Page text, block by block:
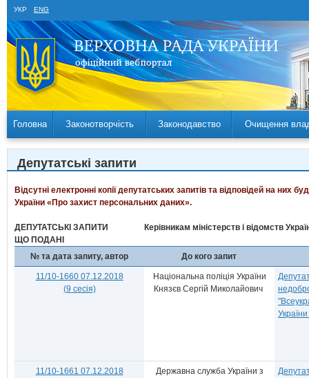
УКР ENG
Головна Законотворчість Законодавство Очищення
Депутатські запити
Відсутні електронні копії депутатських запитів та відповідей на
України «Про захист персональних даних».
ДЕПУТАТСЬКІ ЗАПИТИ
ЩО ПОДАНІ
Керівникам міністерств і відомств
№ та дата запиту, автор До кого запит
11/10-1660 07.12.2018
(9 сесія)
Національна поліція України
Князєв Сергій Миколайович
11/10-1661 07.12.2018
Державна служба України з